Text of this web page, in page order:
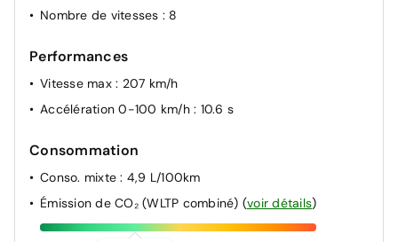
Nombre de vitesses : 8
Performances
Vitesse max : 207 km/h
Accélération 0-100 km/h : 10.6 s
Consommation
Conso. mixte: 4,9 L/100km
Émission de CO₂ (WLTP combiné) (voir détails)